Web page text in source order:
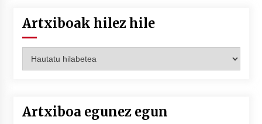
Artxiboak hilez hile
hilez
Artxiboa egunez egun